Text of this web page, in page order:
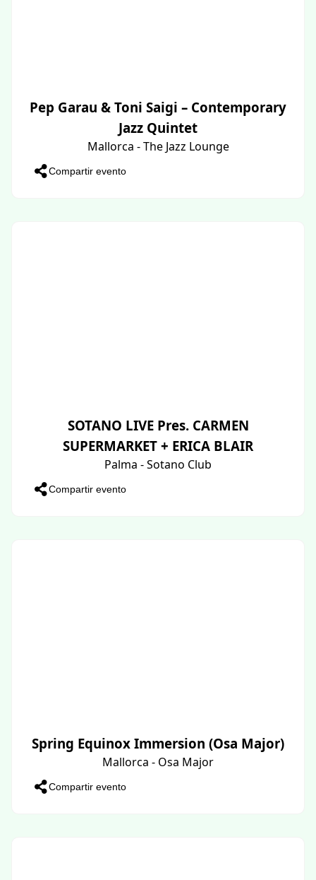
Pep Garau & Toni Saigi – Contemporary
Jazz Quintet
Mallorca - The Jazz Lounge
Compartir evento
SOTANO LIVE Pres. CARMEN
SUPERMARKET + ERICA BLAIR
Palma - Sotano Club
Compartir evento
Spring Equinox Immersion (Osa Major)
Mallorca - Osa Major
Compartir evento